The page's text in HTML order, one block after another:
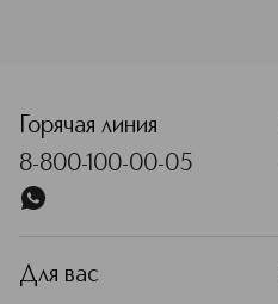
Горячая линия
8-800-100-00-05
Для вас